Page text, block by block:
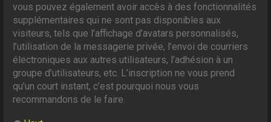
vous pouvez également avoir accès à des fonctionnalités
supplémentaires qui ne sont pas disponibles aux
visiteurs, tels que l’affichage d’avatars personnalisés,
l’utilisation de la messagerie privée, l’envoi de courriers
électroniques aux autres utilisateurs, l’adhésion à un
groupe d’utilisateurs, etc. L’inscription ne vous prend
qu’un court instant, c’est pourquoi nous vous
recommandons de le faire.